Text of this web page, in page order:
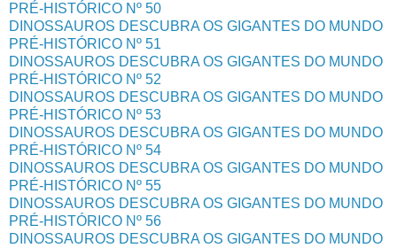
PRÉ-HISTÓRICO Nº 50
DINOSSAUROS DESCUBRA OS GIGANTES DO MUNDO
PRÉ-HISTÓRICO Nº 51
DINOSSAUROS DESCUBRA OS GIGANTES DO MUNDO
PRÉ-HISTÓRICO Nº 52
DINOSSAUROS DESCUBRA OS GIGANTES DO MUNDO
PRÉ-HISTÓRICO Nº 53
DINOSSAUROS DESCUBRA OS GIGANTES DO MUNDO
PRÉ-HISTÓRICO Nº 54
DINOSSAUROS DESCUBRA OS GIGANTES DO MUNDO
PRÉ-HISTÓRICO Nº 55
DINOSSAUROS DESCUBRA OS GIGANTES DO MUNDO
PRÉ-HISTÓRICO Nº 56
DINOSSAUROS DESCUBRA OS GIGANTES DO MUNDO